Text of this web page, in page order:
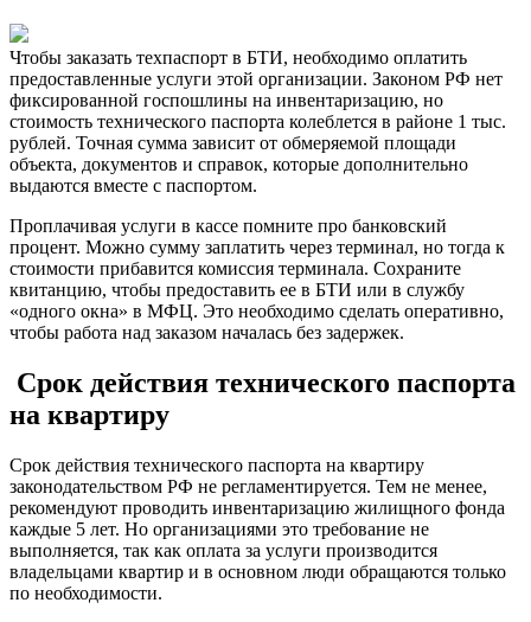
Чтобы заказать техпаспорт в БТИ, необходимо оплатить
предоставленные услуги этой организации. Законом РФ нет
фиксированной госпошлины на инвентаризацию, но
стоимость технического паспорта колеблется в районе 1 тыс.
рублей. Точная сумма зависит от обмеряемой площади
объекта, документов и справок, которые дополнительно
выдаются вместе с паспортом.
Проплачивая услуги в кассе помните про банковский
процент. Можно сумму заплатить через терминал, но тогда к
стоимости прибавится комиссия терминала. Сохраните
квитанцию, чтобы предоставить ее в БТИ или в службу
«одного окна» в МФЦ. Это необходимо сделать оперативно,
чтобы работа над заказом началась без задержек.
Срок действия технического паспорта
на квартиру
Срок действия технического паспорта на квартиру
законодательством РФ не регламентируется. Тем не менее,
рекомендуют проводить инвентаризацию жилищного фонда
каждые 5 лет. Но организациями это требование не
выполняется, так как оплата за услуги производится
владельцами квартир и в основном люди обращаются только
по необходимости.